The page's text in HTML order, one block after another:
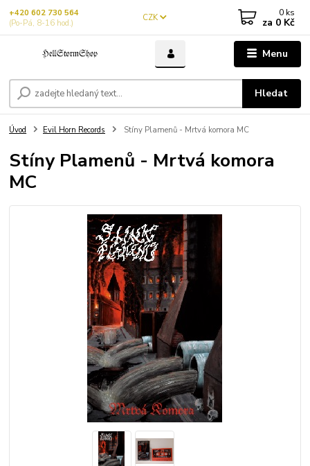
Menu
CZK
Hledat
+420 602 730 564
(Po-Pá, 8-16 hod.)
0 ks
za 0 Kč
Úvod Evil Horn Records Stíny Plamenů - Mrtvá komora MC
Stíny Plamenů - Mrtvá komora
MC